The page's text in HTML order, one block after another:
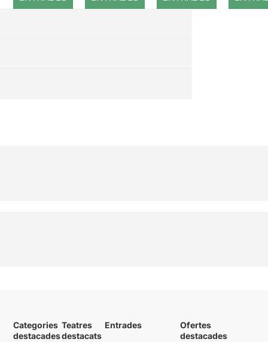
Categories
destacades
Teatres
destacats
Entrades
Ofertes
destacades